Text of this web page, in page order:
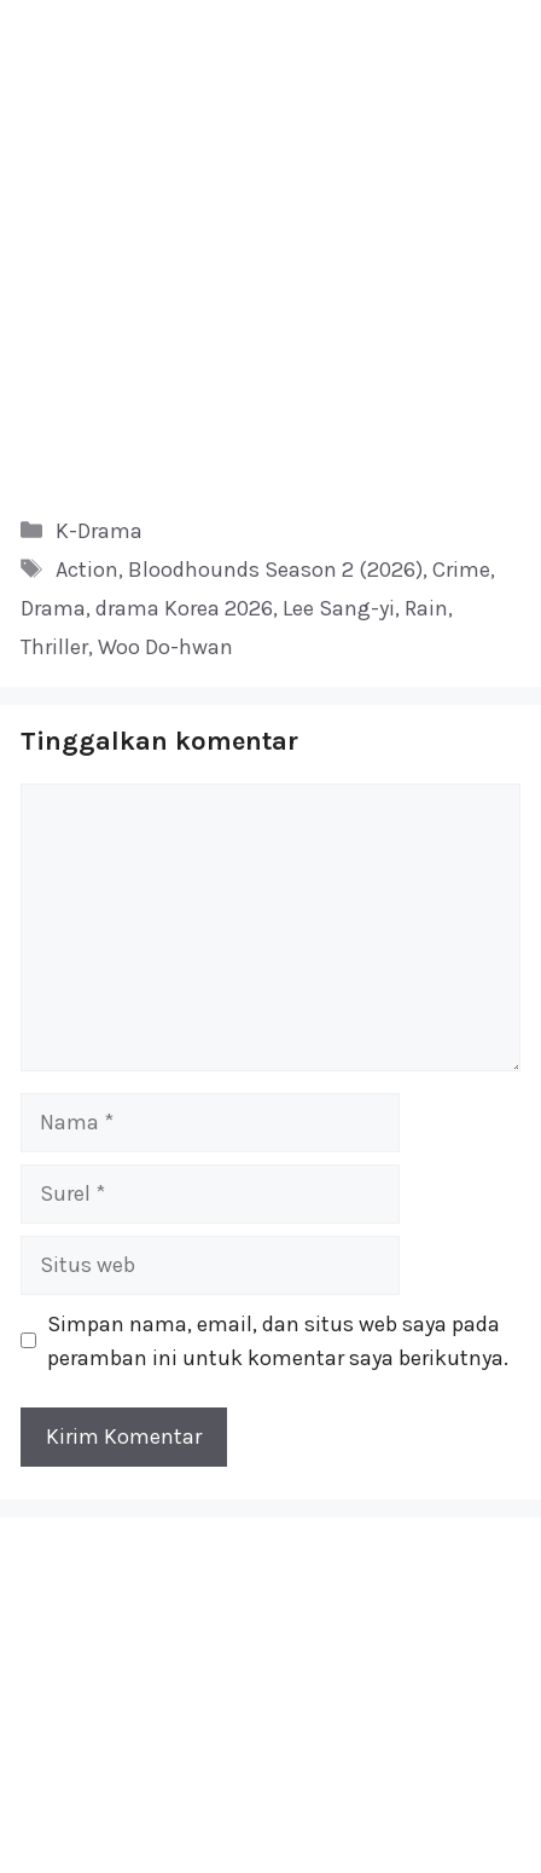
Kategori
K-Drama
Tag
Action, Bloodhounds Season 2 (2026), Crime,
Drama, drama Korea 2026, Lee Sang-yi, Rain,
Thriller, Woo Do-hwan
Tinggalkan komentar
Nama
Surel
Situs
Simpan nama, email, dan situs web saya pada
peramban ini untuk komentar saya berikutnya.